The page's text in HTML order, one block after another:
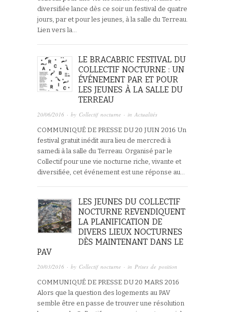
diversifiée lance dès ce soir un festival de quatre
jours, par et pour les jeunes, à la salle du Terreau.
Lien vers la…
LE BRACABRIC FESTIVAL DU
COLLECTIF NOCTURNE : UN
ÉVÉNEMENT PAR ET POUR
LES JEUNES À LA SALLE DU
TERREAU
20/06/2016 · by Collectif nocturne · in Actualités
COMMUNIQUÉ DE PRESSE DU 20 JUIN 2016 Un
festival gratuit inédit aura lieu de mercredi à
samedi à la salle du Terreau. Organisé par le
Collectif pour une vie nocturne riche, vivante et
diversifiée, cet événement est une réponse au…
LES JEUNES DU COLLECTIF
NOCTURNE REVENDIQUENT
LA PLANIFICATION DE
DIVERS LIEUX NOCTURNES
DÈS MAINTENANT DANS LE
PAV
20/03/2016 · by Collectif nocturne · in Prises de position
COMMUNIQUÉ DE PRESSE DU 20 MARS 2016
Alors que la question des logements au PAV
semble être en passe de trouver une résolution